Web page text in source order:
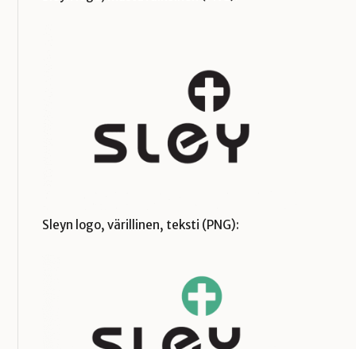
Sleyn logo, värillinen, teksti (PNG):